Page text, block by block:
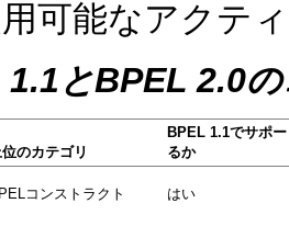
可能なアクテ
とBPEL 2.0
位のカテゴリ
BPEL 1.1でサポ
るか
コンストラクト はい